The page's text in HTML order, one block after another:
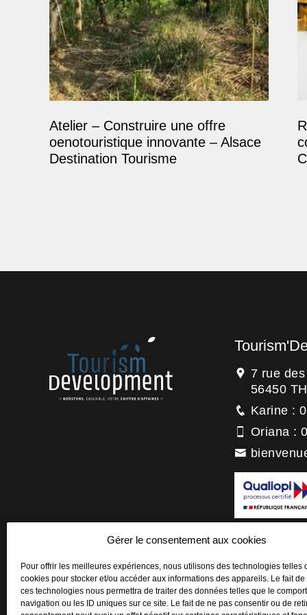
Gérer le consentement aux cookies
Pour offrir les meilleures expériences, nous utilisons des technologies telles
cookies pour stocker et/ou accéder aux informations des appareils. Le fait
ces technologies nous permettra de traiter des données telles que le
navigation ou les ID uniques sur ce site. Le fait de ne pas consentir ou de
Atelier – Construire une offre
oenotouristique innovante – Alsace
Destination Tourisme
7 rue
56450
Karine :
Oriana :
La
titre de la